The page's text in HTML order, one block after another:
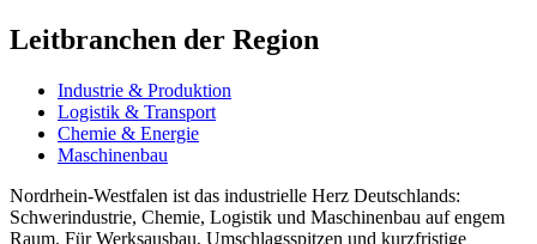
Leitbranchen der Region
Industrie & Produktion
Logistik & Transport
Chemie & Energie
Maschinenbau
Nordrhein-Westfalen ist das industrielle Herz Deutschlands:
Schwerindustrie, Chemie, Logistik und Maschinenbau auf engem
Raum. Für Werksausbau, Umschlagsspitzen und kurzfristige